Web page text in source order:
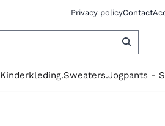
Privacy policyContact
Kinderkleding.Sweaters.Jogpants -